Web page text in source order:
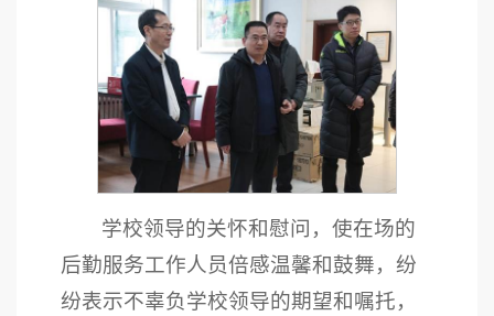
学校领导的关怀和慰问，使在场的
后勤服务工作人员倍感温馨和鼓舞，纷
纷表示不辜负学校领导的期望和嘱托，